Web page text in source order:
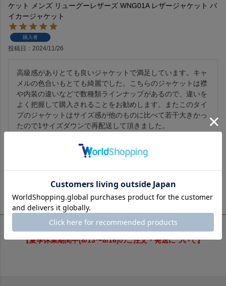
ケット メンズ リューグーレザーズ WNG01A レザージャケット バ
イカージャケット
購入者
投稿日 2024/11/26
高級感がありとても良いジャケットで満足しています。キャ
メルの色合いもとても綺麗でした。こちらのジャケットは襟
や内装の違いなどで数種類ラインナップがあるので、違いを
よく把握して購入されることをお勧めします。またこのタイ
プのジャケットはサイズ感が他のものに比べて若干大きかっ
たので1サイズダウンで再配送して頂きました。
【夏季休業期間中(8/13〜8/16)のご注文・発送について】